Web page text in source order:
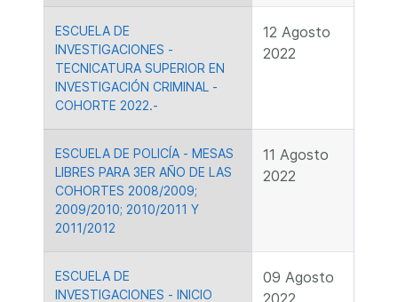
ESCUELA DE
INVESTIGACIONES -
TECNICATURA SUPERIOR EN
INVESTIGACIÓN CRIMINAL -
COHORTE 2022.-
12 Agosto
2022
ESCUELA DE POLICÍA - MESAS
LIBRES PARA 3ER AÑO DE LAS
COHORTES 2008/2009;
2009/2010; 2010/2011 Y
2011/2012
11 Agosto
2022
ESCUELA DE
INVESTIGACIONES - INICIO
09 Agosto
2022